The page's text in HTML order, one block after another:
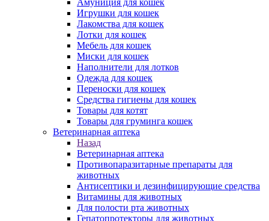
Амуниция для кошек
Игрушки для кошек
Лакомства для кошек
Лотки для кошек
Мебель для кошек
Миски для кошек
Наполнители для лотков
Одежда для кошек
Переноски для кошек
Средства гигиены для кошек
Товары для котят
Товары для груминга кошек
Ветеринарная аптека
Назад
Ветеринарная аптека
Противопаразитарные препараты для
животных
Антисептики и дезинфицирующие средства
Витамины для животных
Для полости рта животных
Гепатопротекторы для животных